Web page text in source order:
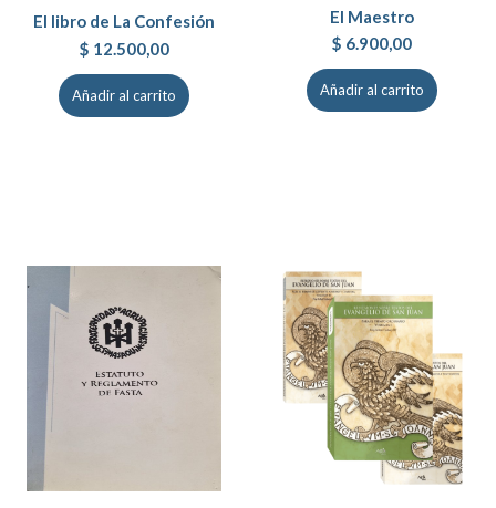
El libro de La Confesión
$ 12.500,00
Añadir al carrito
El Maestro
$ 6.900,00
Añadir al carrito